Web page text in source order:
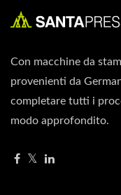
Con macchine da
provenienti da
completare tutti i
modo approfondito.